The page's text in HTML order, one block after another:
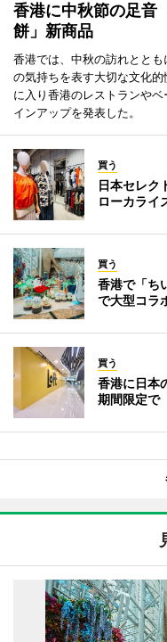
香港に中秋節の足音
餅」新商品
香港では、中秋の訪れとと
の気持ちを表す大切な文化
に入り香港のレストランや
インアップを発表した。
買う
日本セレク
ローカライ
買う
香港で「ち
で大型コラ
買う
香港に日本
期間限定で